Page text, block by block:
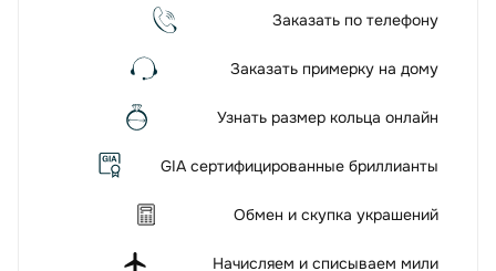
Заказать по телефону
Заказать примерку на дому
Узнать размер кольца онлайн
GIA сертифицированные бриллианты
Обмен и скупка украшений
Начисляем и списываем мили